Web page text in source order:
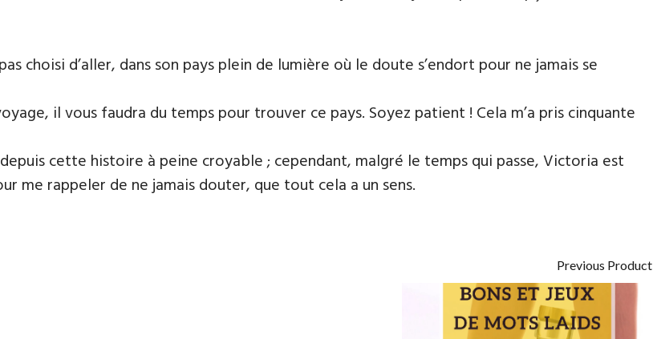
choisi d’aller, dans son pays plein de lumière où le doute s’endort pour ne jamais se
il vous faudra du temps pour trouver ce pays. Soyez patient ! Cela m’a pris cinquante
cette histoire à peine croyable ; cependant, malgré le temps qui passe, Victoria est
me rappeler de ne jamais douter, que tout cela a un sens.
Previous Product